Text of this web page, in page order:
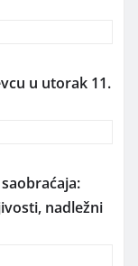
u utorak 11.
nadležni